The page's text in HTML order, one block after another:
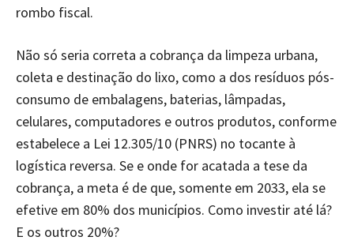
rombo fiscal.
Não só seria correta a cobrança da limpeza urbana,
coleta e destinação do lixo, como a dos resíduos pós-
consumo de embalagens, baterias, lâmpadas,
celulares, computadores e outros produtos, conforme
estabelece a Lei 12.305/10 (PNRS) no tocante à
logística reversa. Se e onde for acatada a tese da
cobrança, a meta é de que, somente em 2033, ela se
efetive em 80% dos municípios. Como investir até lá?
E os outros 20%?